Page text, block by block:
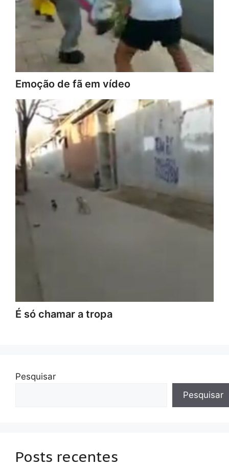
Emoção de fã em vídeo
É só chamar a tropa
Pesquisar
Pesquisar
Posts recentes